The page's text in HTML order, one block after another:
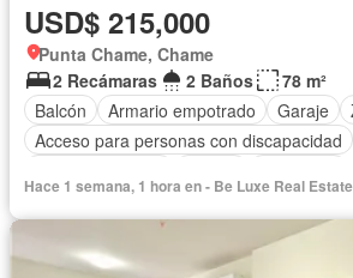
USD$ 215,000
Punta Chame, Chame
2 Recámaras
2 Baños
78 m²
Balcón
Armario empotrado Garaje
Acceso para personas con discapacidad
Hace 1 semana, 1 hora en - Be Luxe Real Estate